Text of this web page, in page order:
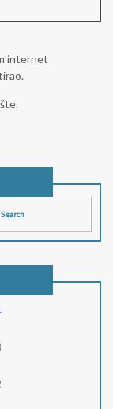
internet